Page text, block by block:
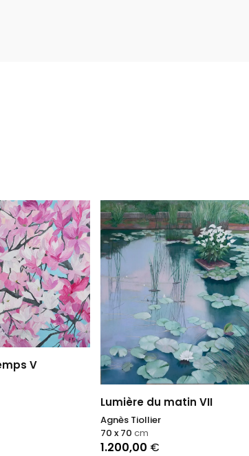
V
Lumière du matin VII
Agnès Tiollier
1.200,00 €
70 x 70 cm